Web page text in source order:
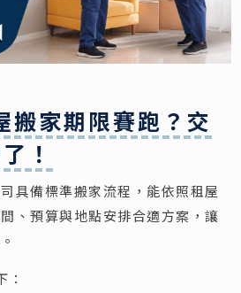
搬家期限賽跑？交
！
具備標準搬家流程，能依照租屋
、預算與地點安排合適方案，讓